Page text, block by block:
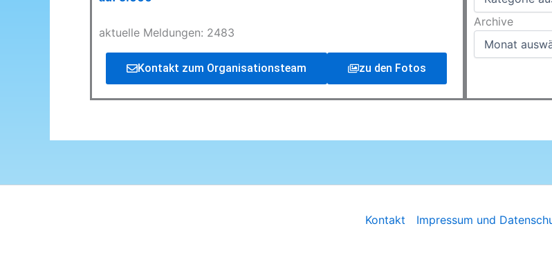
aktuelle Meldungen: 2483
Kontakt zum Organisationsteam zu den Fotos
Archive
Archive
Kontakt Impressum und